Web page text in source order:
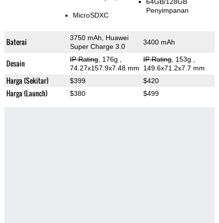
MicroSDXC
Penyimpanan
Baterai
3750 mAh, Huawei
Super Charge 3.0
3400 mAh
Desain IP Rating, 176g
74.27x157.9x7.48 mm
IP Rating, 153g
149.6x71.2x7.7 mm
Harga (Sekitar) $399 $420
Harga (Launch) $380 $499